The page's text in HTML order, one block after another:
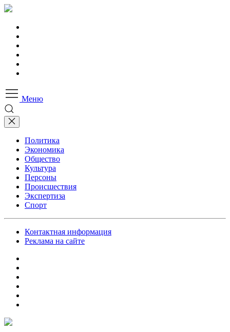
Меню
Политика
Экономика
Общество
Культура
Персоны
Происшествия
Экспертиза
Спорт
Контактная информация
Реклама на сайте